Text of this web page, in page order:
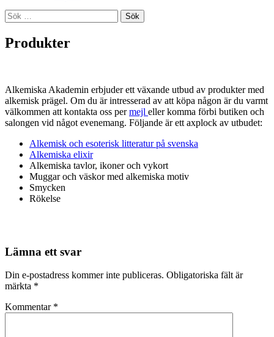
Sök
efter:
Produkter
Alkemiska Akademin erbjuder ett växande utbud av produkter med
alkemisk prägel. Om du är intresserad av att köpa någon är du varmt
välkommen att kontakta oss permejl eller komma förbi butiken och
salongen vid något evenemang. Följande är ett axplock av utbudet:
Alkemisk och esoterisk litteratur på svenska
Alkemiska elixir
Alkemiska tavlor, ikoner och vykort
Muggar och väskor med alkemiska motiv
Smycken
Rökelse
Lämna ett svar
Din e-postadress kommer inte publiceras. Obligatoriska fält är
märkta *
Kommentar *